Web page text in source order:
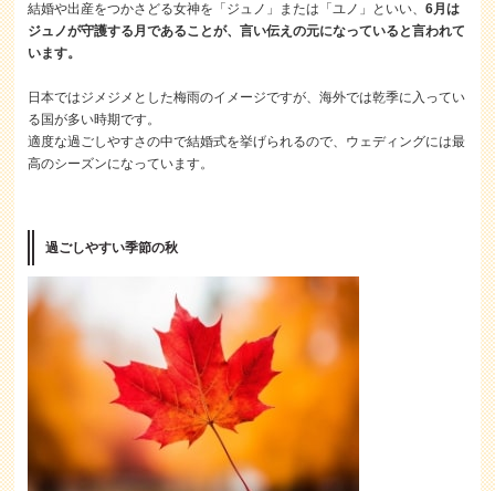
結婚や出産をつかさどる女神を「ジュノ」または「ユノ」といい、6月は
ジュノが守護する月であることが、言い伝えの元になっていると言われて
います。
日本ではジメジメとした梅雨のイメージですが、海外では乾季に入ってい
る国が多い時期です。
適度な過ごしやすさの中で結婚式を挙げられるので、ウェディングには最
高のシーズンになっています。
過ごしやすい季節の秋